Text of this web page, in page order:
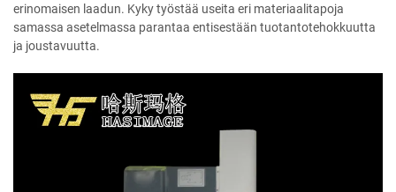
erinomaisen laadun. Kyky työstää useita eri materiaalitapoja
samassa asetelmassa parantaa entisestään tuotantotehokkuutta
ja joustavuutta.